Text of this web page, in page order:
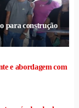
para construção
e abordagem com